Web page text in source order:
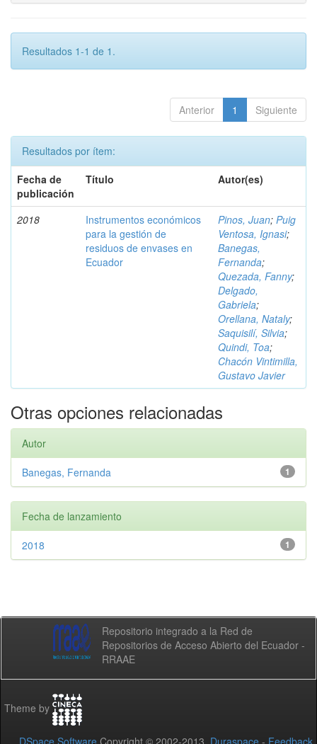
Resultados 1-1 de 1.
Anterior 1 Siguiente
Resultados por ítem:
Fecha de
publicación
Título Autor(es)
2018
Instrumentos económicos
para la gestión de
residuos de envases en
Ecuador
Pinos, Juan; Puig
Ventosa, Ignasi;
Banegas,
Fernanda;
Quezada, Fanny;
Delgado,
Gabriela;
Orellana, Nataly;
Saquisilí, Silvia;
Quindi, Toa;
Chacón Vintimilla,
Gustavo Javier
Otras opciones relacionadas
Autor
1
Banegas, Fernanda
Fecha de lanzamiento
1
2018
Repositorio integrado a la Red de
Repositorios de Acceso Abierto del Ecuador -
RRAAE
Theme by
DSpace Software Copyright © 2002-2013 Duraspace - Feedback